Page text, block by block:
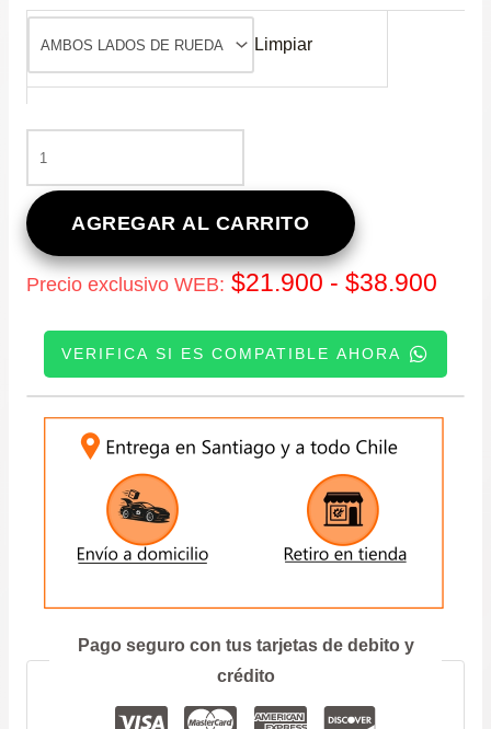
Limpiar
RP
-
JUNTA
DE
HOMOCINÉTICA
PARA
800/1.1
DESDE
AGREGAR AL CARRITO
Precio exclusivo WEB: $21.900 - $38.900
de
VERIFICA SI ES COMPATIBLE AHORA
Pago seguro con tus tarjetas de debito y
crédito